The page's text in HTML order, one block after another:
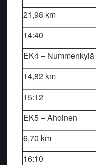
21,98 km
14:40
EK4 – Nummenkylä
14,82 km
15:12
EK5 – Ahoinen
6,70 km
16:10